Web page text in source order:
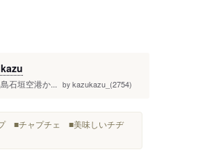
石垣空港か... by kazukazu_(2754)
■チャプチェ ■美味しいチヂ